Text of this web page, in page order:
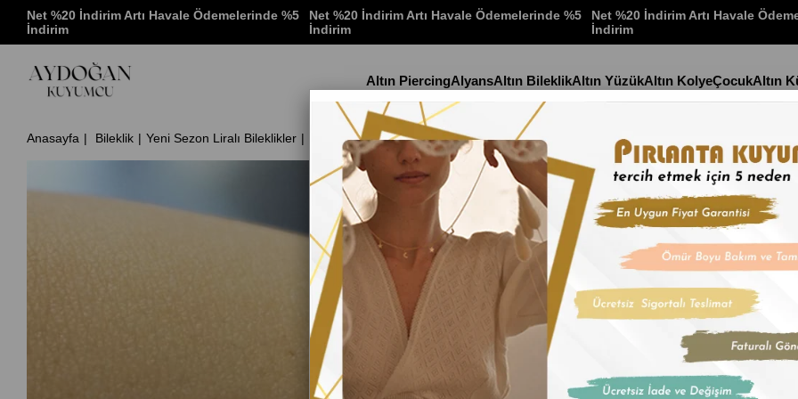
Net %20 İndirim Artı Havale Ödemelerinde %5
İndirim
Net %20 İndirim Artı Havale Ödemelerinde %5
İndirim
Net %20 İndirim Artı Havale
İndirim
Altın PiercingAlyansAltın BileklikAltın YüzükAltın KolyeÇocukAltın
Anasayfa Bileklik Yeni Sezon Liralı Bileklikler 22 Ayar Çeyrek Altınlı Bileklik
Stok Kodu
22 Ayar
İndirim Oranı : %15
Ürün Modeli:
Ürün Rengi :